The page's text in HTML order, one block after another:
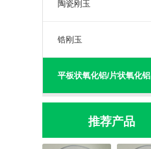
陶瓷刚玉
锆刚玉
平板状氧化铝/片状氧化铝
推荐产品